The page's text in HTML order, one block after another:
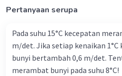
Pertanyaan serupa
Pada suhu 15°C kecepatan
m/det. Jika setiap kenaikan
bunyi bertambah 0,6 m/det.
merambat bunyi pada suhu 8°C!